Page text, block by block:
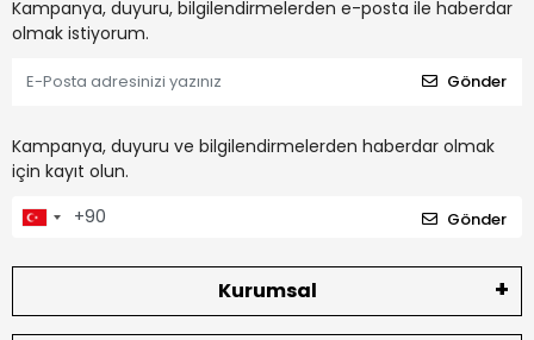
Kampanya, duyuru, bilgilendirmelerden e-posta ile haberdar
olmak istiyorum.
Gönder
Kampanya, duyuru ve bilgilendirmelerden haberdar olmak
için kayıt olun.
Gönder
Kurumsal